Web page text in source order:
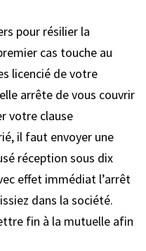
pour résilier la
cas touche au
licencié de votre
arrête de vous couvrir
votre clause
il faut envoyer une
réception sous dix
effet immédiat l’arrêt
dans la société.
fin à la mutuelle afin